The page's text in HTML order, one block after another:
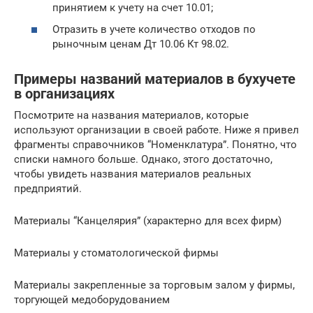
принятием к учету на счет 10.01;
Отразить в учете количество отходов по
рыночным ценам Дт 10.06 Кт 98.02.
Примеры названий материалов в бухучете
в организациях
Посмотрите на названия материалов, которые
используют организации в своей работе. Ниже я привел
фрагменты справочников “Номенклатура”. Понятно, что
списки намного больше. Однако, этого достаточно,
чтобы увидеть названия материалов реальных
предприятий.
Материалы “Канцелярия” (характерно для всех фирм)​
Материалы у стоматологической фирмы
Материалы закрепленные за торговым залом у фирмы,
торгующей медоборудованием